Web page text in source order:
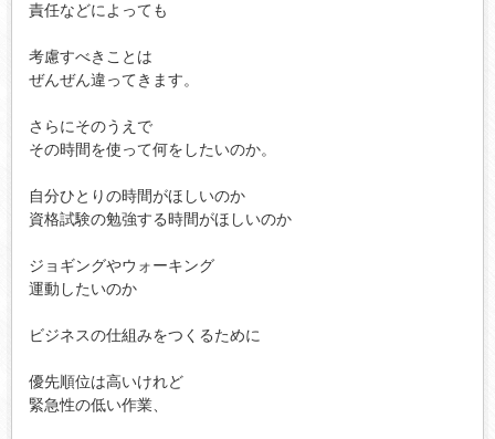
責任などによっても
考慮すべきことは
ぜんぜん違ってきます。
さらにそのうえで
その時間を使って何をしたいのか。
自分ひとりの時間がほしいのか
資格試験の勉強する時間がほしいのか
ジョギングやウォーキング
運動したいのか
ビジネスの仕組みをつくるために
優先順位は高いけれど
緊急性の低い作業、